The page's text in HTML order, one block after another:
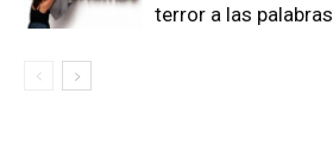
terror a las palabras